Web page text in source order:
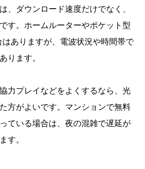
、ダウンロード速度だけでなく、
す。ホームルーターやポケット型
ありますが、電波状況や時間帯で
ります。
力プレイなどをよくするなら、光
方がよいです。マンションで無料
ている場合は、夜の混雑で遅延が
す。